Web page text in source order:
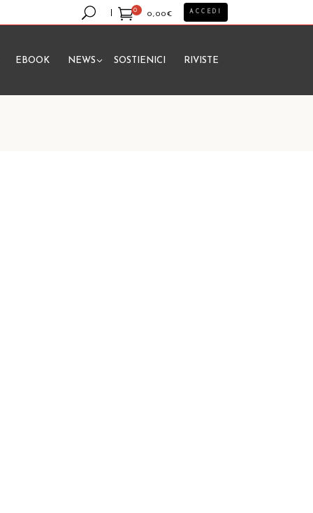
0
0,00€
prodotto nel carrello.
ACCEDI
EBOOK NEWS SOSTIENICI RIVISTE